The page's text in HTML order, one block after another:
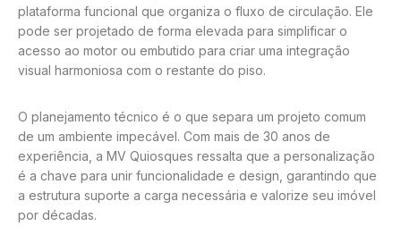
plataforma funcional que organiza o fluxo de circulação. Ele
pode ser projetado de forma elevada para simplificar o
acesso ao motor ou embutido para criar uma integração
visual harmoniosa com o restante do piso.
O planejamento técnico é o que separa um projeto comum
de um ambiente impecável. Com mais de 30 anos de
experiência, a MV Quiosques ressalta que a personalização
é a chave para unir funcionalidade e design, garantindo que
a estrutura suporte a carga necessária e valorize seu imóvel
por décadas.